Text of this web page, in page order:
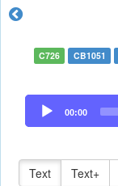
C726 CB1051
Audio
Player
00:00
Text Text+